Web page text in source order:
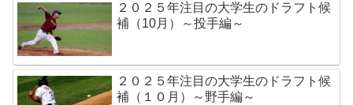
２０２５年注目の大学生のドラフト候
補（10月）～投手編～
２０２５年注目の大学生のドラフト候
補（１０月）～野手編～